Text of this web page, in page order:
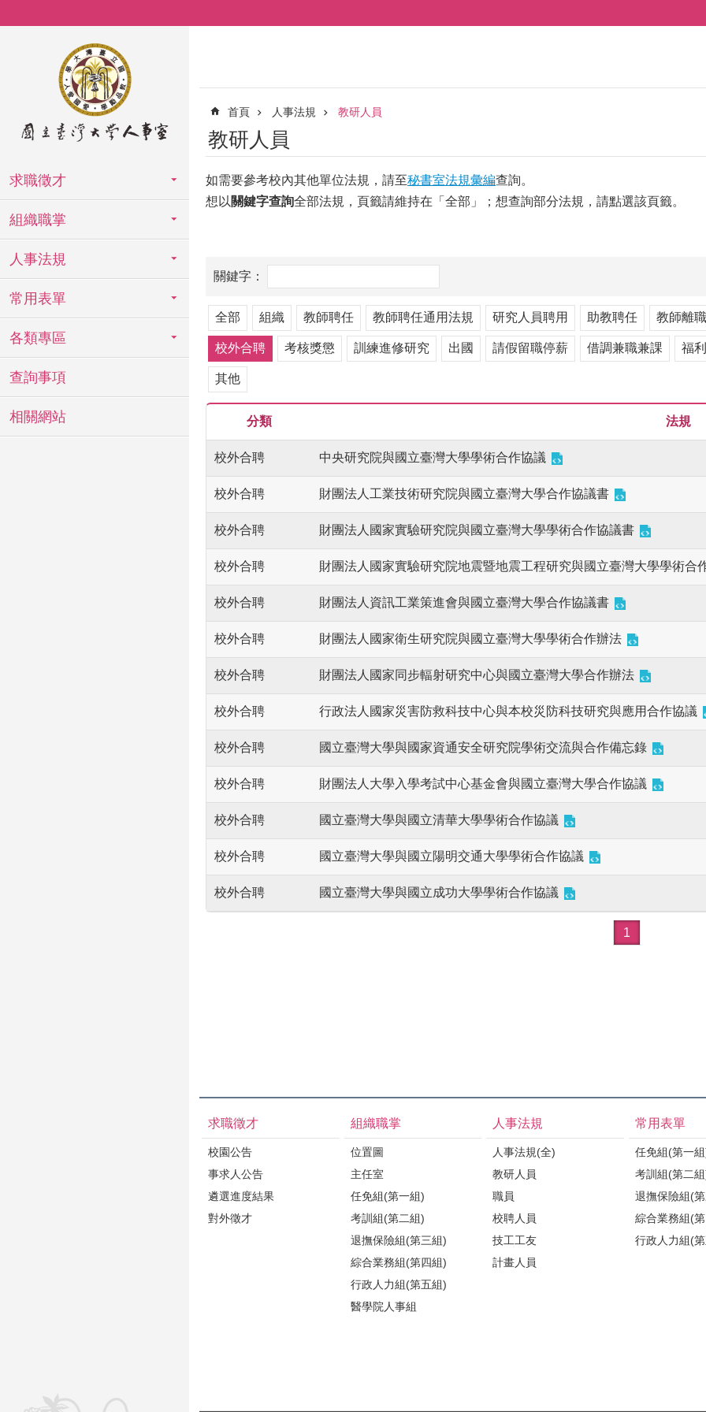
求職徵才
組織職掌
人事法規
常用表單
各類專區
查詢事項
相關網站
首頁 人事法規 教研人員
教研人員
如需要參考校內其他單位法規，請至秘書室法規彙編查詢。
想以 關鍵字查詢全部法規，頁籤請維持在「全部」；想查詢部分法規，請點選該頁籤。
全部 組織 教師聘任 教師聘任通用法規 研究人員聘用 助教聘任 教師離職
校外合聘 考核獎懲 訓練進修研究 出國 請假留職停薪 借調兼職兼課 福
其他
分類 法規
校外合聘 中央研究院與國立臺灣大學學術合作協議
校外合聘 財團法人工業技術研究院與國立臺灣大學合作協議書
校外合聘 財團法人國家實驗研究院與國立臺灣大學學術合作協議書
校外合聘 財團法人國家實驗研究院地震暨地震工程研究與國立臺灣大學學術合
校外合聘 財團法人資訊工業策進會與國立臺灣大學合作協議書
校外合聘 財團法人國家衛生研究院與國立臺灣大學學術合作辦法
校外合聘 財團法人國家同步輻射研究中心與國立臺灣大學合作辦法
校外合聘 行政法人國家災害防救科技中心與本校災防科技研究與應用合作協議
校外合聘 國立臺灣大學與國家資通安全研究院學術交流與合作備忘錄
校外合聘 財團法人大學入學考試中心基金會與國立臺灣大學合作協議
校外合聘 國立臺灣大學與國立清華大學學術合作協議
校外合聘 國立臺灣大學與國立陽明交通大學學術合作協議
校外合聘 國立臺灣大學與國立成功大學學術合作協議
1
求職徵才
校園公告
事求人公告
遴選進度結果
對外徵才
組織職掌
位置圖
主任室
任免組(第一組)
考訓組(第二組)
退撫保險組(第三組)
綜合業務組(第四組)
行政人力組(第五組)
醫學院人事組
人事法規
人事法規(全)
教研人員
職員
校聘人員
技工工友
計畫人員
常用表單
任免組(第一
考訓組(第二
退撫保險組(
綜合業務組(
行政人力組(